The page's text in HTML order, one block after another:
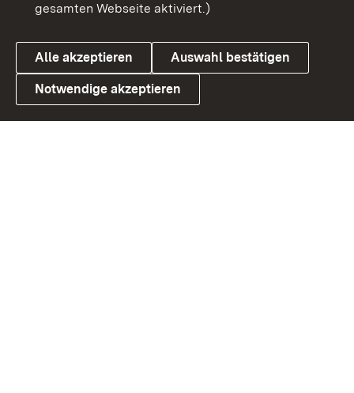
Link zum Landesportal
Datenschutz
Cookies
gesamten Webseite aktiviert.)
Alle akzeptieren Auswahl bestätigen
Notwendige akzeptieren